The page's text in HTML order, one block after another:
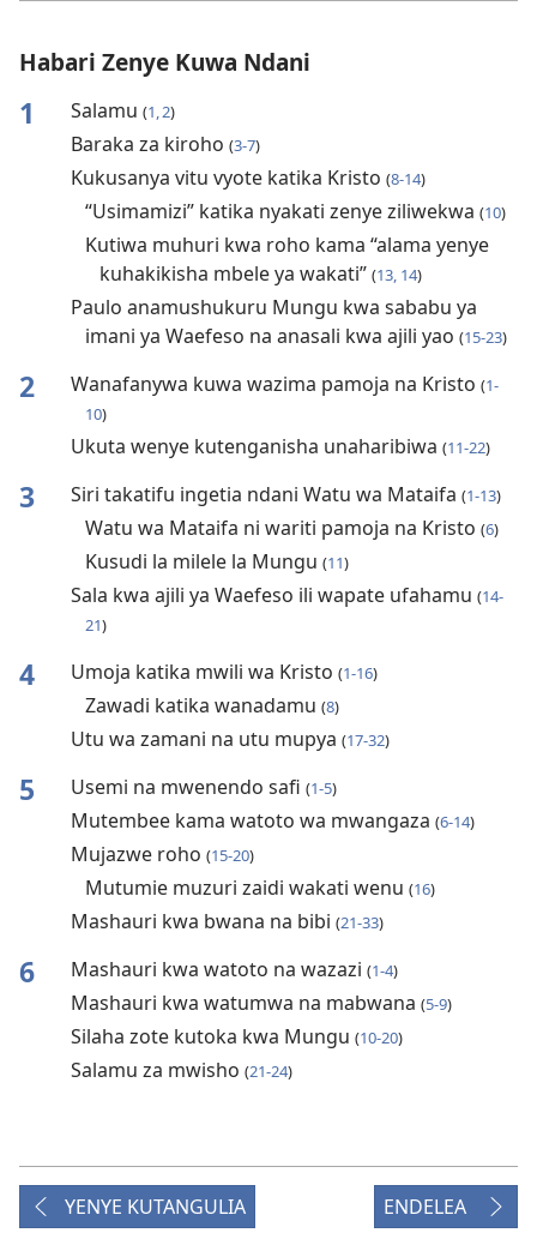
Habari Zenye Kuwa Ndani
1 Salamu (1, 2)
Baraka za kiroho (3-7)
Kukusanya vitu vyote katika Kristo (8-14)
“Usimamizi” katika nyakati zenye ziliwekwa (10)
Kutiwa muhuri kwa roho kama “alama yenye
kuhakikisha mbele ya wakati” (13, 14)
Paulo anamushukuru Mungu kwa sababu ya
imani ya Waefeso na anasali kwa ajili yao (15-23)
2 Wanafanywa kuwa wazima pamoja na Kristo (1-
10)
Ukuta wenye kutenganisha unaharibiwa (11-22)
3 Siri takatifu ingetia ndani Watu wa Mataifa (1-13)
Watu wa Mataifa ni wariti pamoja na Kristo (6)
Kusudi la milele la Mungu (11)
Sala kwa ajili ya Waefeso ili wapate ufahamu (14-
21)
4 Umoja katika mwili wa Kristo (1-16)
Zawadi katika wanadamu (8)
Utu wa zamani na utu mupya (17-32)
5 Usemi na mwenendo safi (1-5)
Mutembee kama watoto wa mwangaza (6-14)
Mujazwe roho (15-20)
Mutumie muzuri zaidi wakati wenu (16)
Mashauri kwa bwana na bibi (21-33)
6 Mashauri kwa watoto na wazazi (1-4)
Mashauri kwa watumwa na mabwana (5-9)
Silaha zote kutoka kwa Mungu (10-20)
Salamu za mwisho (21-24)
YENYE KUTANGULIA ENDELEA